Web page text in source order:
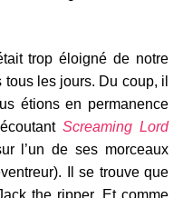
trop éloigné de notre
les jours. Du coup, il
étions en permanence
Screaming Lord
l’un de ses morceaux
Il se trouve que